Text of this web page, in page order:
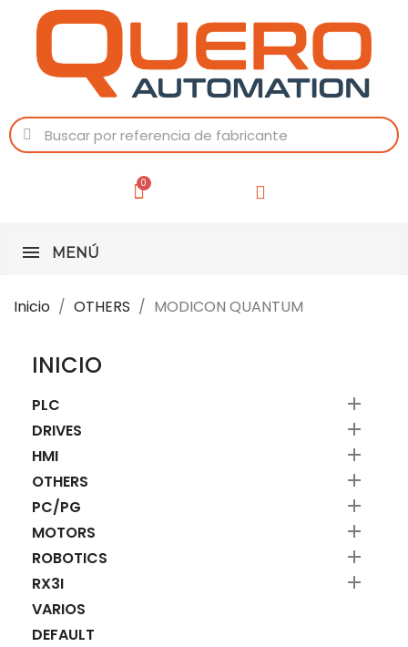
MENÚ
Inicio OTHERS MODICON QUANTUM
INICIO
PLC 
DRIVES 
HMI 
OTHERS 
PC/PG 
MOTORS 
ROBOTICS 
RX3I 
VARIOS
DEFAULT